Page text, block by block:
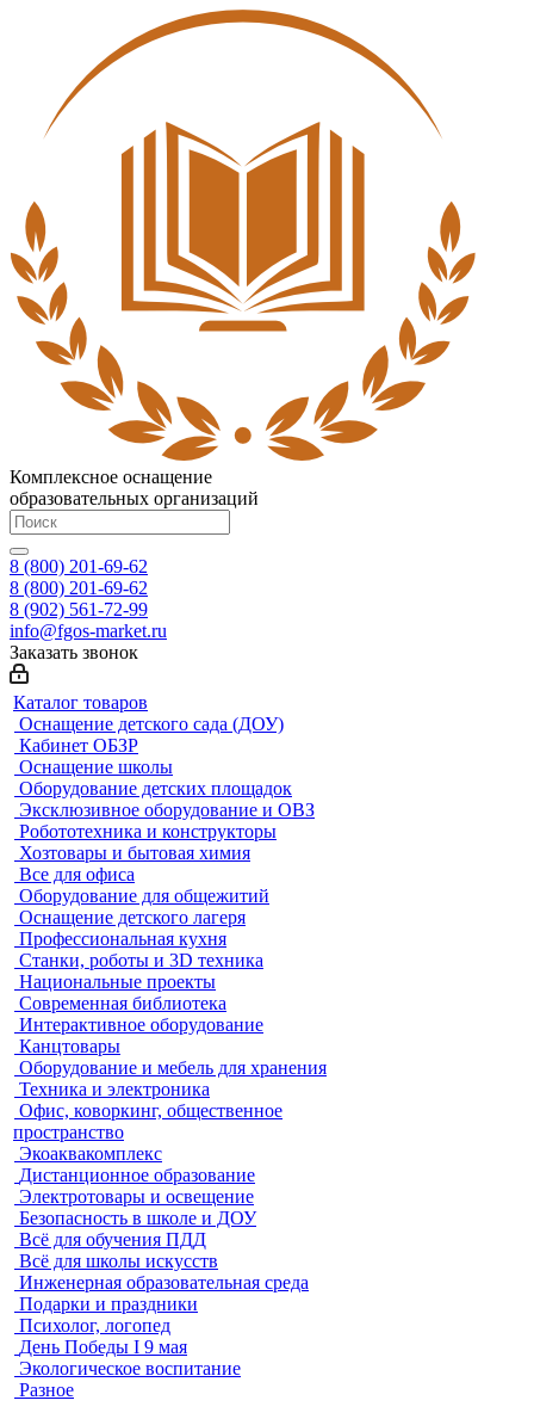
Комплексное оснащение
образовательных организаций
8 (800) 201-69-62
8 (800) 201-69-62
8 (902) 561-72-99
info@fgos-market.ru
Заказать звонок
Каталог товаров
Оснащение детского сада (ДОУ)
Кабинет ОБЗР
Оснащение школы
Оборудование детских площадок
Эксклюзивное оборудование и ОВЗ
Робототехника и конструкторы
Хозтовары и бытовая химия
Все для офиса
Оборудование для общежитий
Оснащение детского лагеря
Профессиональная кухня
Станки, роботы и 3D техника
Национальные проекты
Современная библиотека
Интерактивное оборудование
Канцтовары
Оборудование и мебель для хранения
Техника и электроника
Офис, коворкинг, общественное
пространство
Экоаквакомплекс
Дистанционное образование
Электротовары и освещение
Безопасность в школе и ДОУ
Всё для обучения ПДД
Всё для школы искусств
Инженерная образовательная среда
Подарки и праздники
Психолог, логопед
День Победы I 9 мая
Экологическое воспитание
Разное